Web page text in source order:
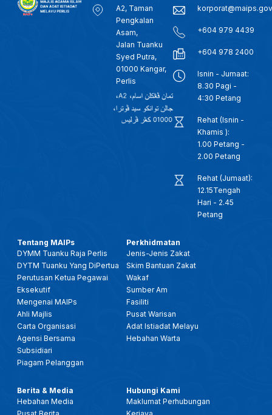
A2, Taman
Pengkalan
Asam,
Jalan Tuanku
Syed Putra,
01000 Kangar,
Perlis
+604 979 4439
+604 978 2400
Isnin - Jumaat:
8.30 Pagi -
4:30 Petang
Rehat (Isnin -
Khamis ):
1.00 Petang -
2.00 Petang
Rehat (Jumaat):
12.15Tengah
Hari - 2.45
Petang
Tentang MAIPs
DYMM Tuanku Raja Perlis
DYTM Tuanku Yang DiPertua
Perutusan Ketua Pegawai
Eksekutif
Mengenai MAIPs
Ahli Majlis
Carta Organisasi
Agensi Bersama
Subsidiari
Piagam Pelanggan
Perkhidmatan
Jenis-Jenis Zakat
Skim Bantuan Zakat
Wakaf
Sumber Am
Fasiliti
Pusat Warisan
Adat Istiadat Melayu
Hebahan Warta
Berita & Media
Hebahan Media
Hubungi Kami
Maklumat Perhubungan